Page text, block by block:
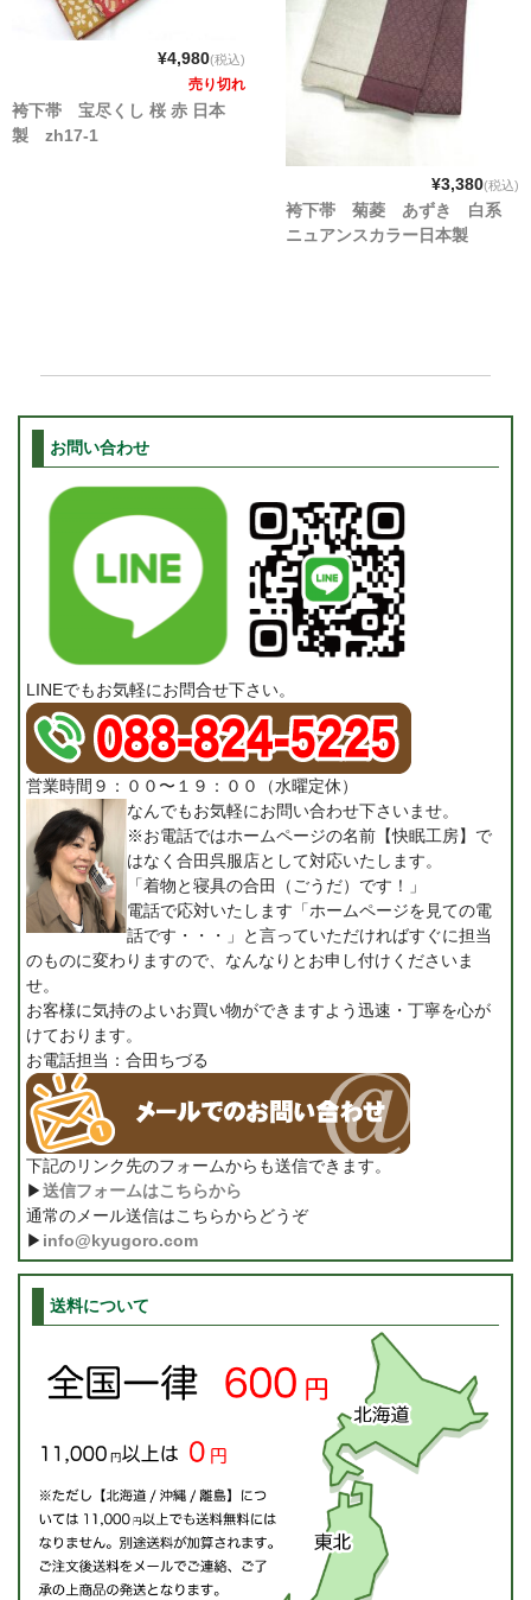
¥4,980(税込)
売り切れ
袴下帯 宝尽くし 桜 赤 日本
製 zh17-1
¥3,380(税込)
袴下帯 菊菱 あずき 白系
ニュアンスカラー日本製
お問い合わせ
LINEでもお気軽にお問合せ下さい。
営業時間９：００〜１９：００（水曜定休）
なんでもお気軽にお問い合わせ下さいませ。
※お電話ではホームページの名前【快眠工房】で
はなく合田呉服店として対応いたします。
「着物と寝具の合田（ごうだ）です！」
電話で応対いたします「ホームページを見ての電
話です・・・」と言っていただければすぐに担当
のものに変わりますので、なんなりとお申し付けくださいま
せ。
お客様に気持のよいお買い物ができますよう迅速・丁寧を心が
けております。
お電話担当：合田ちづる
下記のリンク先のフォームからも送信できます。
▶送信フォームはこちらから
通常のメール送信はこちらからどうぞ
▶ info@kyugoro.com
送料について